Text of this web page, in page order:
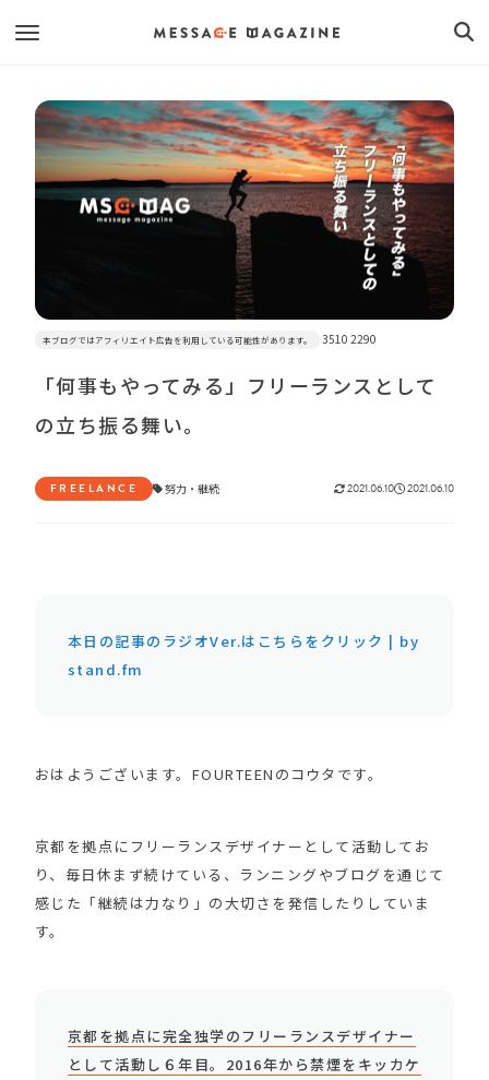
本ブログではアフィリエイト広告を利用している可能性があります。 3510 2290
「何事もやってみる」フリーランスとして
の立ち振る舞い。
FREELANCE 努力 ・継続 2021.06.10 2021.06.10
本日の記事のラジオVer.はこちらをクリック | by
stand.fm
おはようございます。FOURTEENのコウタです。
京都を拠点にフリーランスデザイナーとして活動してお
り、毎日休まず続けている、ランニングやブログを通じて
感じた「継続は力なり」の大切さを発信したりしていま
す。
京都を拠点に完全独学のフリーランスデザイナー
として活動し６年目。2016年から禁煙をキッカケ